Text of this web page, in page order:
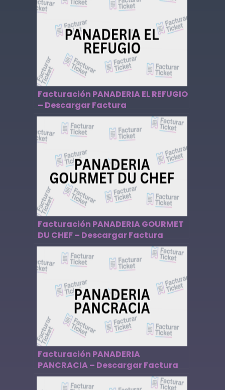
Facturación PANADERIA EL REFUGIO
– Descargar Factura
Facturación PANADERIA GOURMET
DU CHEF – Descargar Factura
Facturación PANADERIA
PANCRACIA – Descargar Factura